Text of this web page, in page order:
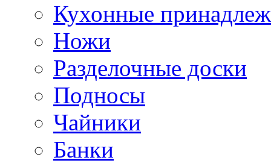
Кухонные
Ножи
Разделочные доски
Подносы
Чайники
Банки